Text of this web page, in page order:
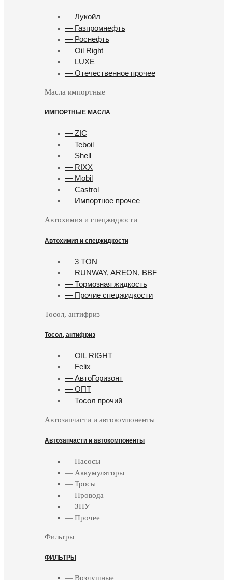
— Лукойл
— Газпромнефть
— Роснефть
— Oil Right
— LUXE
— Отечественное прочее
Масла импортные
ИМПОРТНЫЕ МАСЛА
— ZIC
— Teboil
— Shell
— RIXX
— Mobil
— Castrol
— Импортное прочее
Автохимия и спецжидкости
Автохимия и спецжидкости
— 3 TON
— RUNWAY, AREON, BBF
— Тормозная жидкость
— Прочие спецжидкости
Тосол, антифриз
Тосол, антифриз
— OIL RIGHT
— Felix
— АвтоГоризонт
— ОПТ
— Тосол прочий
Автозапчасти и автокомпоненты
Автозапчасти и автокомпоненты
— Насосы
— Аккумуляторы
— Тросы
— Провода
— ЗПУ
— Прочее
Фильтры
ФИЛЬТРЫ
— Воздушные